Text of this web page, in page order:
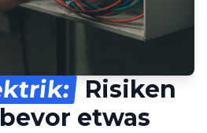
Risiken
etwas